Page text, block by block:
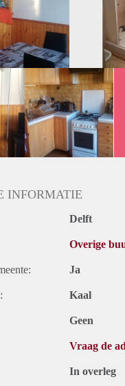
Gemengd
INFORMATIE
Delft
Overige
Ja
Kaal
Geen
Vraag de
In overleg